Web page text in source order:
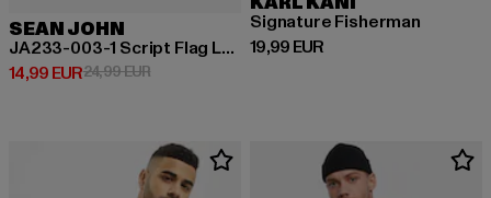
SEAN JOHN
JA233-003-1 Script Flag Label Short Beanie
14,99 EUR
Prix courant: 14,99 EUR
24,99 EURPrix en promotion: 24,99 EUR
Signature Fisherman
19,99 EUR
Prix courant: 19,99 EUR